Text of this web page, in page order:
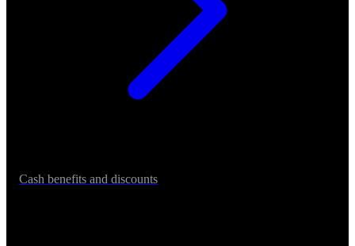
Cash benefits and discounts